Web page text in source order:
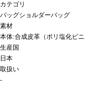
カテゴリ
バッグショルダーバッグ
素材
本体:合成皮革（ポリ塩化ビ
生産国
日本
取扱い
-